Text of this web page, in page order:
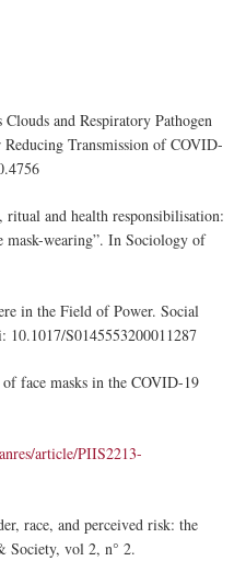
Clouds and Respiratory Pathogen
Transmission of COVID-
and health responsibilisation:
mask-wearing”. In Sociology of
in the Field of Power. Social
10.1017/S0145553200011287
of face masks in the COVID-19
article/PIIS2213-
race, and perceived risk: the
Society, vol 2, n° 2.